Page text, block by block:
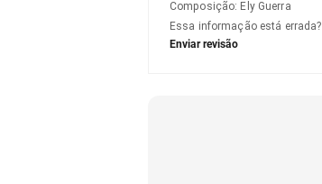
Composição: Ely Guerra
Essa informação está errada?
Enviar revisão